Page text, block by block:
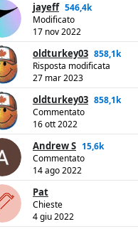
jayeff 546,4k
Modificato
17 nov 2022
oldturkey03 858,1k
Risposta modificata
27 mar 2023
oldturkey03 858,1k
Commentato
16 ott 2022
Andrew S 15,6k
Commentato
14 ago 2022
Pat
Chieste
4 giu 2022